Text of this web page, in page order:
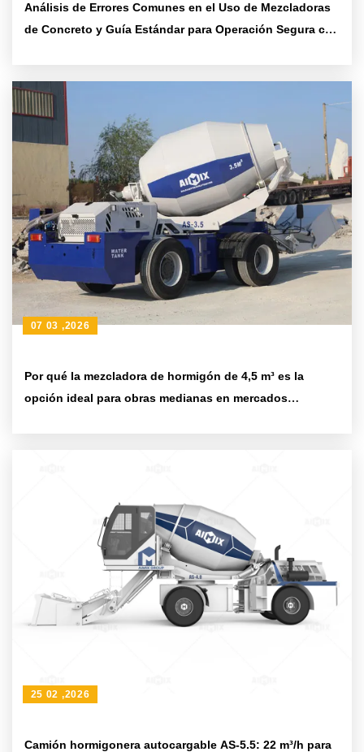
Análisis de Errores Comunes en el Uso de Mezcladoras
de Concreto y Guía Estándar para Operación Segura con
Por qué la mezcladora de hormigón de 4,5 m³ es la
opción ideal para obras medianas en mercados
07 03 ,2026
Camión hormigonera autocargable AS-5.5: 22 m³/h para
25 02 ,2026